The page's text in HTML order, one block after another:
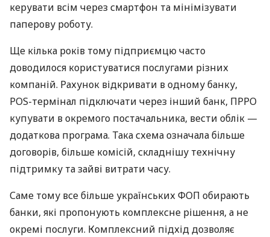
керувати всім через смартфон та мінімізувати
паперову роботу.
Ще кілька років тому підприємцю часто
доводилося користуватися послугами різних
компаній. Рахунок відкривати в одному банку,
POS-термінал підключати через інший банк, ПРРО
купувати в окремого постачальника, вести облік —
додаткова програма. Така схема означала більше
договорів, більше комісій, складнішу технічну
підтримку та зайві витрати часу.
Саме тому все більше українських ФОП обирають
банки, які пропонують комплексне рішення, а не
окремі послуги. Комплексний підхід дозволяє